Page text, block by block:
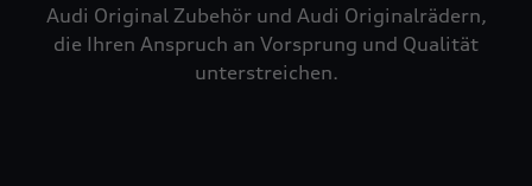
Audi Original Zubehör und Audi Originalrädern,
die Ihren Anspruch an Vorsprung und Qualität
unterstreichen.